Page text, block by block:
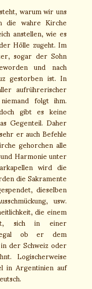
warum wir uns
die wahre Kirche
anstellen, wie es
Hölle zugeht. Im
sogar der Sohn
und nach
gestorben ist. In
aufrührerischer
folgt ihm.
gibt es keine
Gegenteil. Daher
er auch Befehle
gehorchen alle
Harmonie unter
wird die
die Sakramente
dieselben
usw.
die einem
sich in einer
ob er dem
der Schweiz oder
Logischerweise
in Argentinien auf